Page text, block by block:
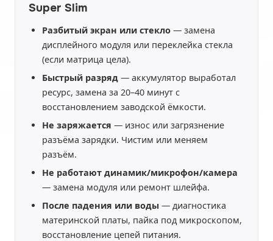
Super Slim
Разбитый экран или стекло — замена
дисплейного модуля или переклейка стекла
(если матрица цела).
Быстрый разряд — аккумулятор выработал
ресурс, замена за 20–40 минут с
восстановлением заводской ёмкости.
Не заряжается — износ или загрязнение
разъёма зарядки. Чистим или меняем
разъём.
Не работают динамик/микрофон/камера
— замена модуля или ремонт шлейфа.
После падения или воды — диагностика
материнской платы, пайка под микроскопом,
восстановление цепей питания.